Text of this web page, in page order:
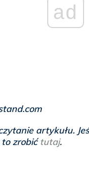
ad
artykułu.
to zrobićtutaj.